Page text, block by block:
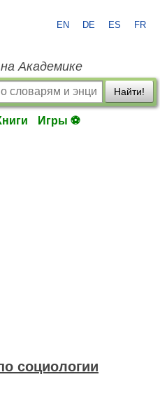
EN DE ES FR
Академике
Найти!
Игры ⚽
социологии